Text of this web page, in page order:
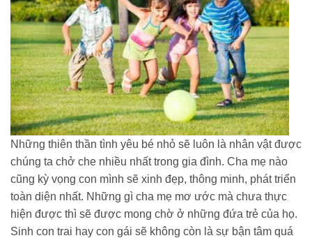
Những thiên thần tình yêu bé nhỏ sẽ luôn là nhân vật được
chúng ta chở che nhiều nhất trong gia đình. Cha mẹ nào
cũng kỳ vọng con mình sẽ xinh đẹp, thông minh, phát triển
toàn diện nhất. Những gì cha mẹ mơ ước mà chưa thực
hiện được thì sẽ được mong chờ ở những đứa trẻ của họ.
Sinh con trai hay con gái sẽ không còn là sự bận tâm quá